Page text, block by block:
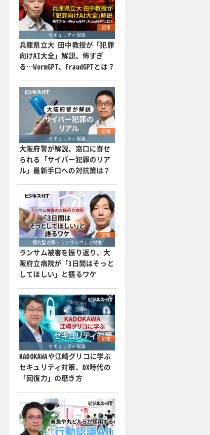
記事
セキュリティ総論
兵庫県立大 田中教授が「犯罪
向けAI大全」解説、怖すぎ
る…WormGPT、FraudGPTとは？
記事
セキュリティ総論
大阪府警が解説、窓口に寄せ
られる「サイバー犯罪のリア
ル」最新手口への対抗策は？
記事
標的型攻撃・ランサムウェア対策
ランサム被害を振り返り、大
阪府立病院が「3日間はそっと
してほしい」と語るワケ
記事
セキュリティ総論
KADOKAWAや江崎グリコに学ぶ
セキュリティ対策、DX時代の
「回復力」の磨き方